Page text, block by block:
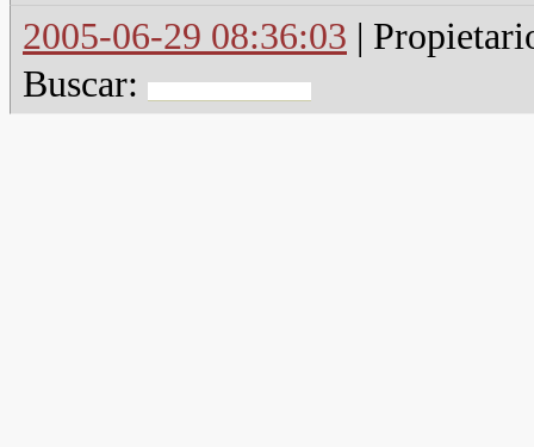
2005-06-29 08:36:03 |
Buscar: